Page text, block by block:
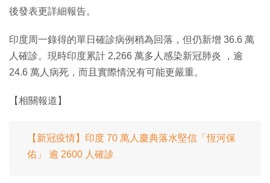
後發表更詳細報告。
印度周一錄得的單日確診病例稍為回落，但仍新增 36.6 萬
人確診。現時印度累計 2,266 萬多人感染新冠肺炎 ，逾
24.6 萬人病死，而且實際情況有可能更嚴重。
【相關報道】
【新冠疫情】印度 70 萬人慶典落水堅信「恆河保
佑」 逾 2600 人確診